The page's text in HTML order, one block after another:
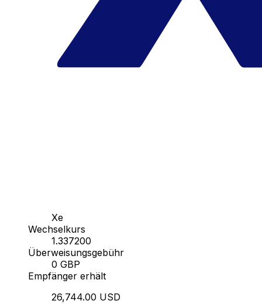
Xe
Wechselkurs
1.337200
Überweisungsgebühr
0 GBP
Empfänger erhält
26,744.00 USD